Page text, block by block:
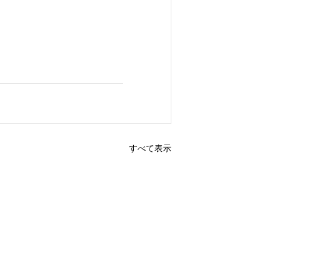
すべて表示